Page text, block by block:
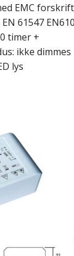
EMC
61547
timer +
ikke dimmes
lys